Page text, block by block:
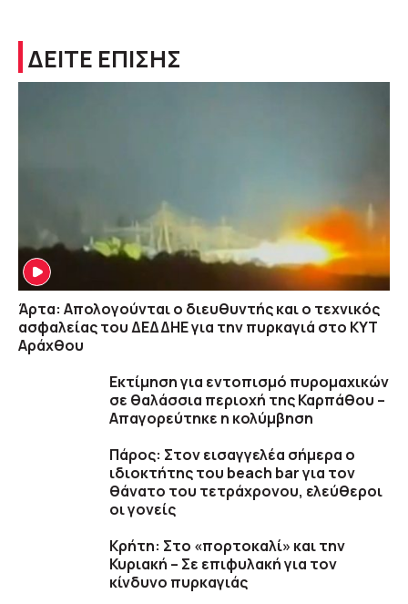
ΔΕΙΤΕ ΕΠΙΣΗΣ
Άρτα: Απολογούνται ο διευθυντής και ο τεχνικός
ασφαλείας του ΔΕΔΔΗΕ για την πυρκαγιά στο ΚΥΤ
Αράχθου
Εκτίμηση για εντοπισμό πυρομαχικών
σε θαλάσσια περιοχή της Καρπάθου –
Απαγορεύτηκε η κολύμβηση
Πάρος: Στον εισαγγελέα σήμερα ο
ιδιοκτήτης του beach bar για τον
θάνατο του τετράχρονου, ελεύθεροι
οι γονείς
Κρήτη: Στο «πορτοκαλί» και την
Κυριακή – Σε επιφυλακή για τον
κίνδυνο πυρκαγιάς